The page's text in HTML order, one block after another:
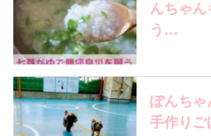
んちゃ
う…
ぽんち
手作り